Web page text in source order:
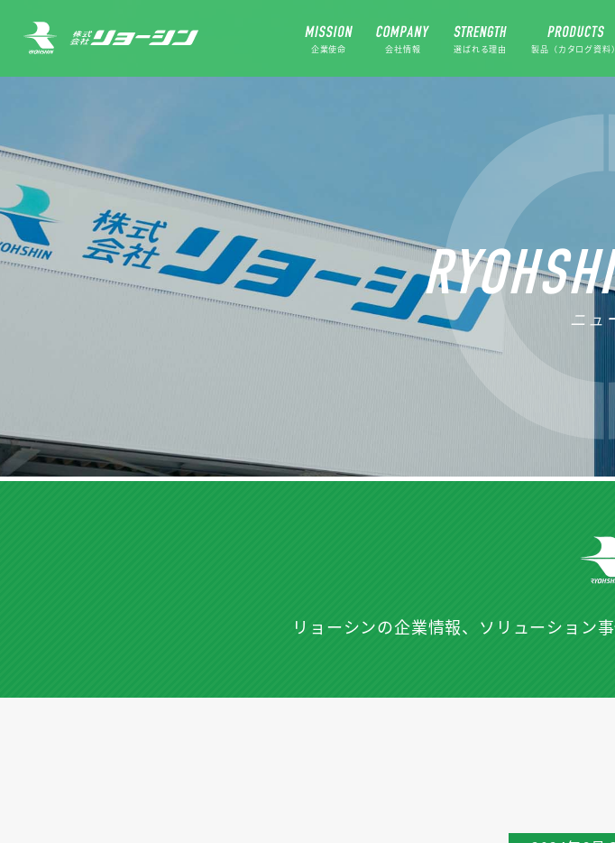
企業使命 会社情報 選ばれる理由 製品（カタログ資料）
ニュ
リョーシンの企業情報、ソリューション事